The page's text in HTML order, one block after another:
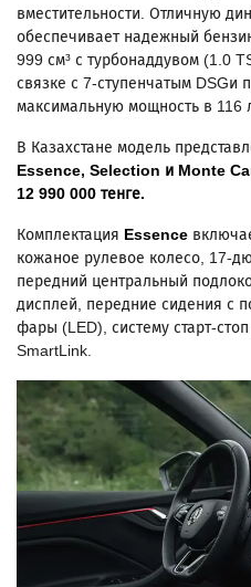
вместительности. Отличную
обеспечивает надежный
999 см³ с турбонаддувом (1.0
связке с 7-ступенчатым DSGи
максимальную мощность в 116
В Казахстане модель
Essence, Selection и Monte
12 990 000 тенге.
Комплектация Essence
кожаное рулевое колесо, 17-
передний центральный
дисплей, передние сидения с
фары (LED), систему старт-
SmartLink.